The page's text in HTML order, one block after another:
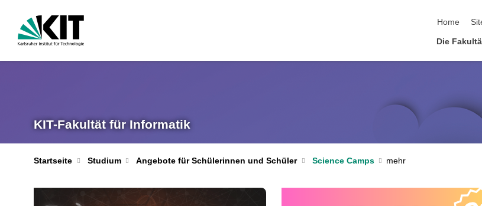
Home
Die
KIT-Fakultät für Informatik
Startseite Studium Angebote für Schülerinnen und Schüler Science Camps